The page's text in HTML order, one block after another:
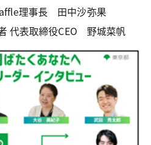
理事長 田中沙弥果
代表取締役CEO 野城菜帆